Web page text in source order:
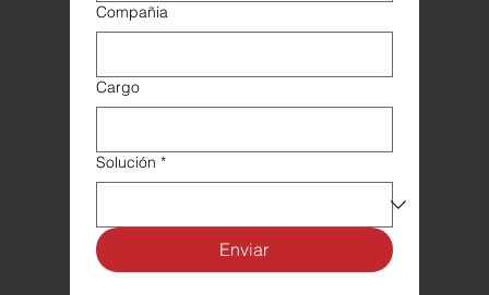
Compañia
Cargo
Solución *
Enviar